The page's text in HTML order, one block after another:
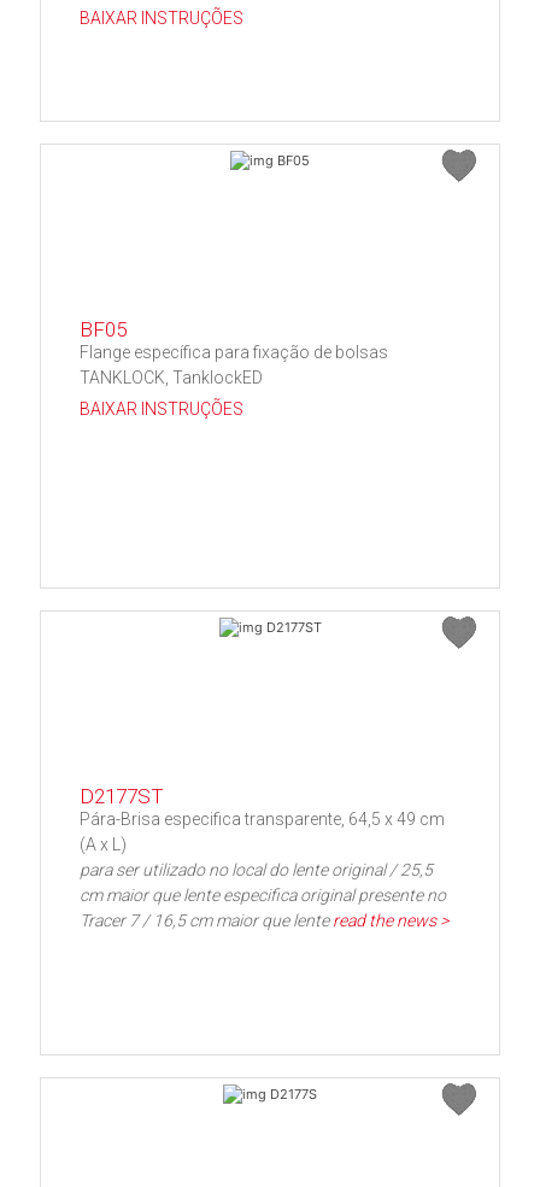
BAIXAR INSTRUÇÕES
BF05
Flange específica para fixação de bolsas
TANKLOCK, TanklockED
BAIXAR INSTRUÇÕES
D2177ST
Pára-Brisa especifica transparente, 64,5 x 49 cm
(A x L)
para ser utilizado no local do lente original / 25,5
cm maior que lente especifica original presente no
Tracer 7 / 16,5 cm maior que lenteread the news >